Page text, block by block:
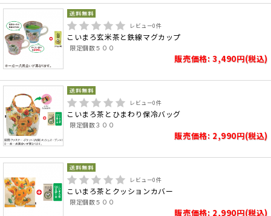
レビュー0件
こいまろ玄米茶と鉄線マグカップ
限定個数５００
販売価格: 3,490円(税込)
レビュー0件
こいまろ茶とひまわり保冷バッグ
限定個数３００
販売価格: 2,990円(税込)
レビュー0件
こいまろ茶とクッションカバー
限定個数５００
販売価格: 2,990円(税込)